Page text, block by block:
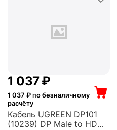
1 037₽
1 037 ₽ по безналичному
расчёту
Кабель UGREEN DP101
(10239) DP Male to HDMI